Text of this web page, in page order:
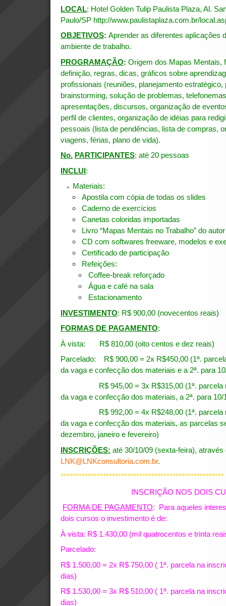
LOCAL: Hotel Golden Tulip Paulista Plaza, Al.
Paulo/SP http://www.paulistaplaza.com.br/
OBJETIVOS: Aprender as diferentes aplicações
ambiente de trabalho.
PROGRAMAÇÃO: Origem dos Mapas Mentais,
definição, regras, dicas, gráficos sobre
profissionais (reuniões, planejamento estratégico,
brainstorming, solução de problemas,
apresentações, discursos, organização de
perfil de clientes, organização de idéias para
pessoais (lista de pendências, lista de compras,
viagens, férias, plano de vida).
No. PARTICIPANTES: até 20 pessoas
INCLUI:
Materiais:
Apostila com cópia de todas os slides
Caderno de exercícios
Canetas coloridas importadas
Livro “Mapas Mentais no Trabalho” do
CD com softwares freeware, modelos e
Certificado de participação
Refeições:
Coffee-break reforçado
Água e café na sala
Estacionamento
INVESTIMENTO: R$ 900,00 (novecentos reais)
FORMAS DE PAGAMENTO:
À vista: R$ 810,00 (oito centos e dez reais)
Parcelado: R$ 900,00 = 2x R$450,00 (1ª.
da vaga e confecção dos materiais e a 2ª. para
R$ 945,00 = 3x R$315,00 (1ª. parcela na
da vaga e confecção dos materiais, a 2ª. para 10/
R$ 992,00 = 4x R$248,00 (1ª. parcela na
da vaga e confecção dos materiais, as
dezembro, janeiro e fevereiro)
INSCRIÇÕES: até 30/10/09 (sexta-feira), através
LNK@LNKconsultoria.com.br.
******************************************************
INSCRIÇÃO NOS DOIS
FORMA DE PAGAMENTO: Para aqueles
dois cursos o investimento é de:
À vista: R$ 1.430,00 (mil quatrocentos e trinta
Parcelado:
R$ 1.500,00 = 2x R$ 750,00 ( 1ª. parcela na
dias)
R$ 1.530,00 = 3x R$ 510,00 ( 1ª. parcela na
dias)